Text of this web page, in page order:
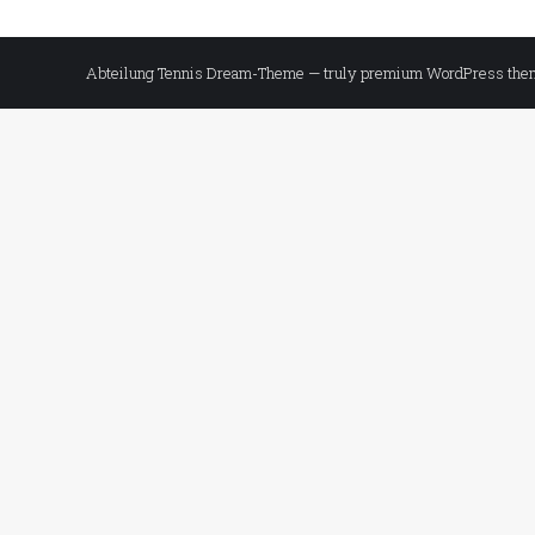
Abteilung Tennis Dream-Theme — trulypremium WordPress